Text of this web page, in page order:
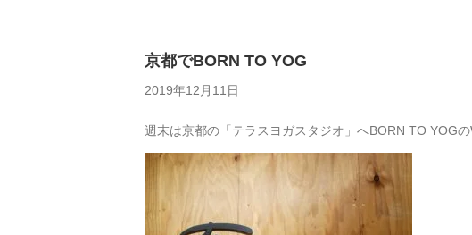
京都でBORN TO YOG
2019年12月11日
週末は京都の「テラスヨガスタジオ」へBORN TO YOGの